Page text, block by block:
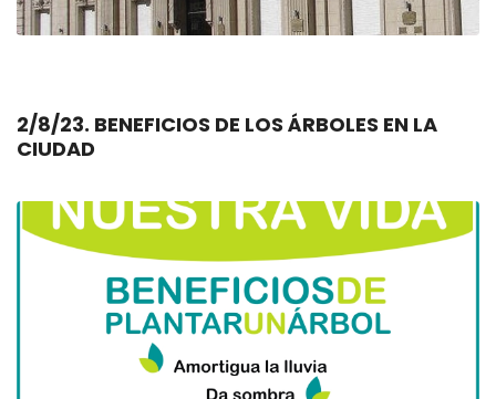
2/8/23. BENEFICIOS DE LOS ÁRBOLES EN LA
CIUDAD